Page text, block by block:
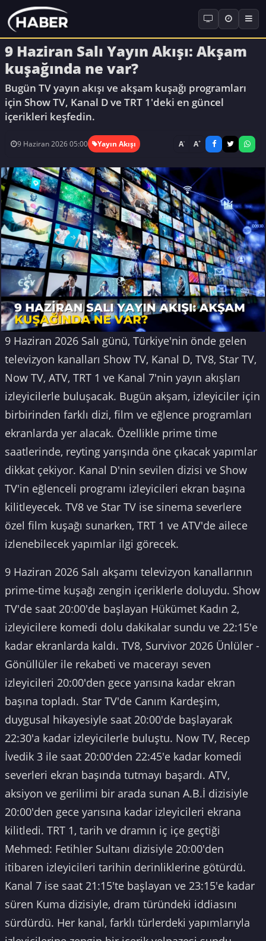
9 Haziran Salı Yayın Akışı: Akşam
kuşağında ne var?
Bugün TV yayın akışı ve akşam kuşağı programları
için Show TV, Kanal D ve TRT 1'deki en güncel
içerikleri keşfedin.
9 Haziran 2026 05:00 Yayın Akışı A- A+
9 Haziran 2026 Salı günü, Türkiye'nin önde gelen
televizyon kanalları Show TV, Kanal D, TV8, Star TV,
Now TV, ATV, TRT 1 ve Kanal 7'nin yayın akışları
izleyicilerle buluşacak. Bugün akşam, izleyiciler için
birbirinden farklı dizi, film ve eğlence programları
ekranlarda yer alacak. Özellikle prime time
saatlerinde, reyting yarışında öne çıkacak yapımlar
dikkat çekiyor. Kanal D'nin sevilen dizisi ve Show
TV'in eğlenceli programı izleyicileri ekran başına
kilitleyecek. TV8 ve Star TV ise sinema severlere
özel film kuşağı sunarken, TRT 1 ve ATV'de ailece
izlenebilecek yapımlar ilgi görecek.
9 Haziran 2026 Salı akşamı televizyon kanallarının
prime-time kuşağı zengin içeriklerle doluydu. Show
TV'de saat 20:00'de başlayan Hükümet Kadın 2,
izleyicilere komedi dolu dakikalar sundu ve 22:15'e
kadar ekranlarda kaldı. TV8, Survivor 2026 Ünlüler -
Gönüllüler ile rekabeti ve macerayı seven
izleyicileri 20:00'den gece yarısına kadar ekran
başına topladı. Star TV'de Canım Kardeşim,
duygusal hikayesiyle saat 20:00'de başlayarak
22:30'a kadar izleyicilerle buluştu. Now TV, Recep
İvedik 3 ile saat 20:00'den 22:45'e kadar komedi
severleri ekran başında tutmayı başardı. ATV,
aksiyon ve gerilimi bir arada sunan A.B.İ dizisiyle
20:00'den gece yarısına kadar izleyicileri ekrana
kilitledi. TRT 1, tarih ve dramın iç içe geçtiği
Mehmed: Fetihler Sultanı dizisiyle 20:00'den
itibaren izleyicileri tarihin derinliklerine götürdü.
Kanal 7 ise saat 21:15'te başlayan ve 23:15'e kadar
süren Kuma dizisiyle, dram türündeki iddiasını
sürdürdü. Her kanal, farklı türlerdeki yapımlarıyla